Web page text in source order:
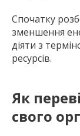
Спочатку
зменшення
діяти з
ресурсів.
Як
свого